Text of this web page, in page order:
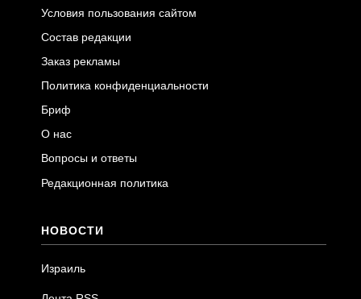
Условия пользования сайтом
Состав редакции
Заказ рекламы
Политика конфиденциальности
Бриф
О нас
Вопросы и ответы
Редакционная политика
НОВОСТИ
Израиль